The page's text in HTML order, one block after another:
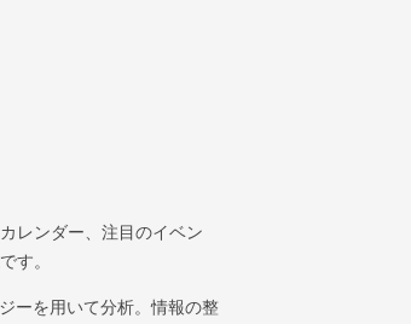
レンダー、注目のイベン
す。
ーを用いて分析。情報の整